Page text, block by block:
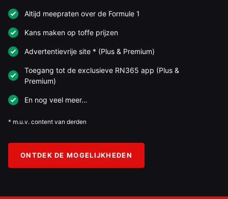
Altijd meepraten over de Formule 1
Kans maken op toffe prijzen
Advertentievrije site * (Plus & Premium)
Toegang tot de exclusieve RN365 app (Plus &
Premium)
En nog veel meer…
* m.u.v. content van derden
ONTDEK DE MOGELIJKHEDEN